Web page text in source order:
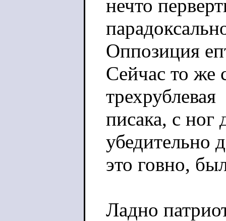
нечто
Оппозиция
Сейчас то же
трехрублевая
писака, с ног
убедительно
это говно,
Ладно